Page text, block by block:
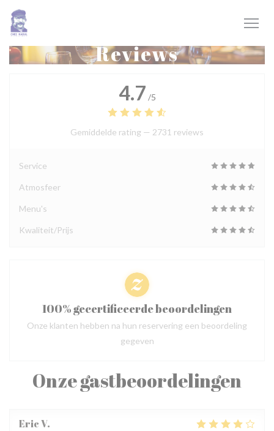
Cookies beheer paneel
Reviews
Onze gastbeoordelingen
EricV
4.7 /5
Gemiddelde rating — 2731 reviews
Service
Atmosfeer
Menu's
Kwaliteit/Prijs
100% gecertificeerde beoordelingen
Onze klanten hebben na hun reservering een beoordeling
gegeven